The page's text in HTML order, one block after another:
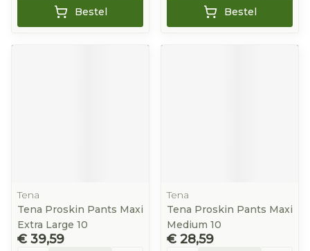
Bestel Bestel
Tena
Tena Proskin Pants Maxi
Extra Large 10
€ 39,59
Tena
Tena Proskin Pants Maxi
Medium 10
€ 28,59